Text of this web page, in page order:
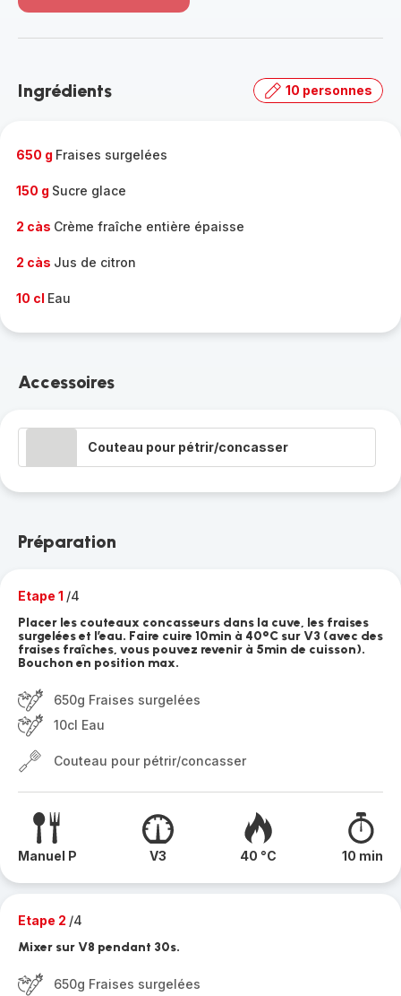
-
gamme
Ingrédients 10 personnes
650 g Fraises surgelées
150 g Sucre glace
2 càs Crème fraîche entière épaisse
2 càs Jus de citron
10 cl Eau
Accessoires
Couteau pour pétrir/concasser
Préparation
Etape 1 /4
Placer les couteaux concasseurs dans la cuve, les fraises
surgelées et l’eau. Faire cuire 10min à 40°C sur V3 (avec des
fraises fraîches, vous pouvez revenir à 5min de cuisson).
Bouchon en position max.
650g Fraises surgelées
10cl Eau
Couteau pour pétrir/concasser
Manuel P V3 40 °C 10 min
Etape 2 /4
Mixer sur V8 pendant 30s.
650g Fraises surgelées